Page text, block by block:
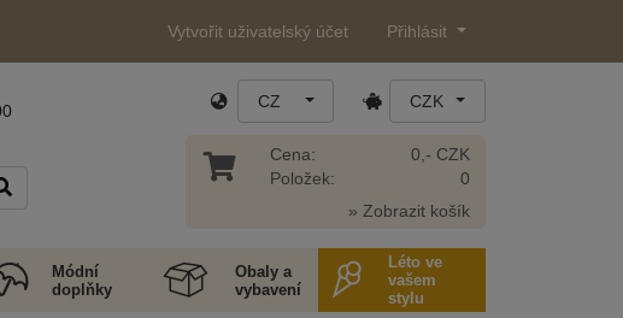
Vytvořit uživatelský účet Přihlásit
CZ CZK
Cena:
Položek:
0,- CZK
0
» Zobrazit košík
Módní
doplňky
Obaly a
vybavení
Léto ve
vašem
stylu